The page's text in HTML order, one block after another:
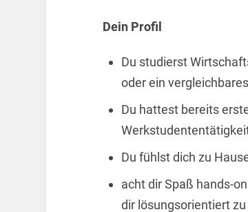
Dein Profil
Du studierst
oder ein
Du hattest bereits
Du fühlst dich zu
acht dir Spaß hands-
dir lösungsorientiert